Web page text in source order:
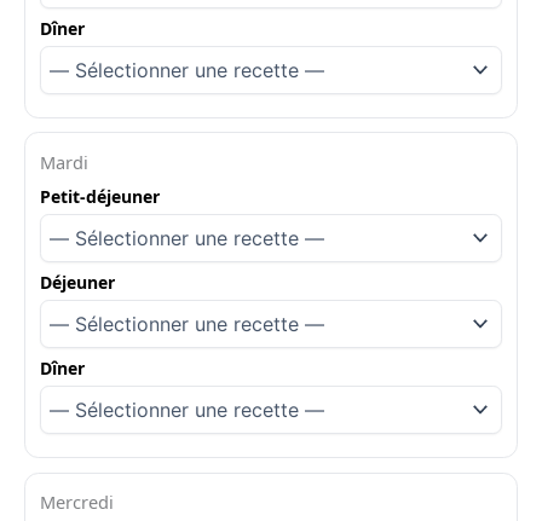
Dîner
Mardi
Petit-déjeuner
Déjeuner
Dîner
Mercredi